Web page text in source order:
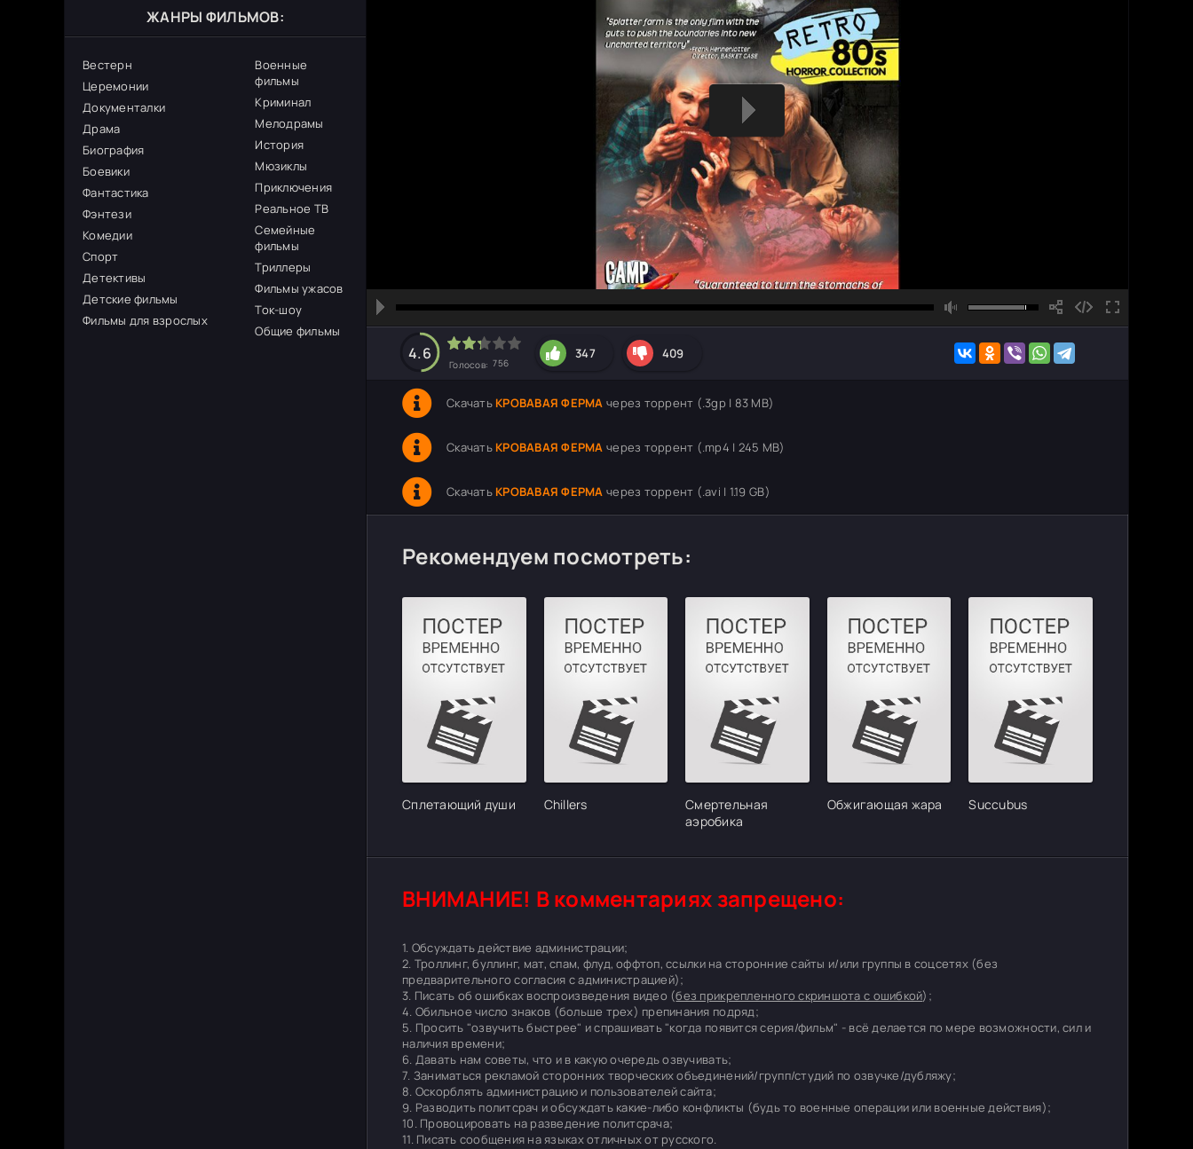
ЖАНРЫ ФИЛЬМОВ:
Вестерн
Церемонии
Документалки
Драма
Биография
Боевики
Фантастика
Фэнтези
Комедии
Спорт
Детективы
Детские фильмы
Фильмы для взрослых
Военные
фильмы
Криминал
Мелодрамы
История
Мюзиклы
Приключения
Реальное ТВ
Семейные
фильмы
Триллеры
Фильмы ужасов
Ток-шоу
Общие фильмы
hd2160
hd1440
highres
hd1080
hd720
large
medium
small
tiny
4.6
Голосов: 756
347 409
Скачать КРОВАВАЯ ФЕРМА через торрент (.3gp | 83 MB)
Скачать КРОВАВАЯ ФЕРМА через торрент (.mp4 | 245 MB)
Скачать КРОВАВАЯ ФЕРМА через торрент (.avi | 1.19 GB)
Рекомендуем посмотреть:
Сплетающий души Chillers
Смертельная
аэробика
Обжигающая жара Succubus
ВНИМАНИЕ! В комментариях запрещено:
1. Обсуждать действие администрации;
2. Троллинг, буллинг, мат, спам, флуд, оффтоп, ссылки на сторонние сайты и/или группы в соцсетях (без
предварительного согласия с администрацией);
3. Писать об ошибках воспроизведения видео (без прикрепленного скриншота с ошибкой);
4. Обильное число знаков (больше трех) препинания подряд;
5. Просить "озвучить быстрее" и спрашивать "когда появится серия/фильм" - всё делается по мере возможности, сил и
наличия времени;
6. Давать нам советы, что и в какую очередь озвучивать;
7. Заниматься рекламой сторонних творческих объединений/групп/студий по озвучке/дубляжу;
8. Оскорблять администрацию и пользователей сайта;
9. Разводить политсрач и обсуждать какие-либо конфликты (будь то военные операции или военные действия);
10. Провоцировать на разведение политсрача;
11. Писать сообщения на языках отличных от русского.